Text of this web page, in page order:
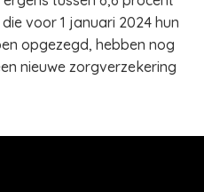
voor 1 januari 2024 hun
opgezegd, hebben nog
nieuwe zorgverzekering